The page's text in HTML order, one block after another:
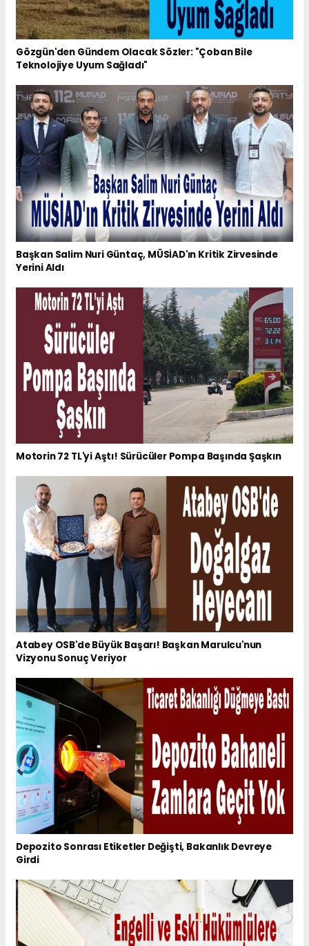
Gözgün'den Gündem Olacak Sözler: "Çoban Bile
Teknolojiye Uyum Sağladı"
Başkan Salim Nuri Güntaç, MÜSİAD'ın Kritik Zirvesinde
Yerini Aldı
Motorin 72 TL'yi Aştı! Sürücüler Pompa Başında Şaşkın
Atabey OSB'de Büyük Başarı! Başkan Marulcu'nun
Vizyonu Sonuç Veriyor
Depozito Sonrası Etiketler Değişti, Bakanlık Devreye
Girdi